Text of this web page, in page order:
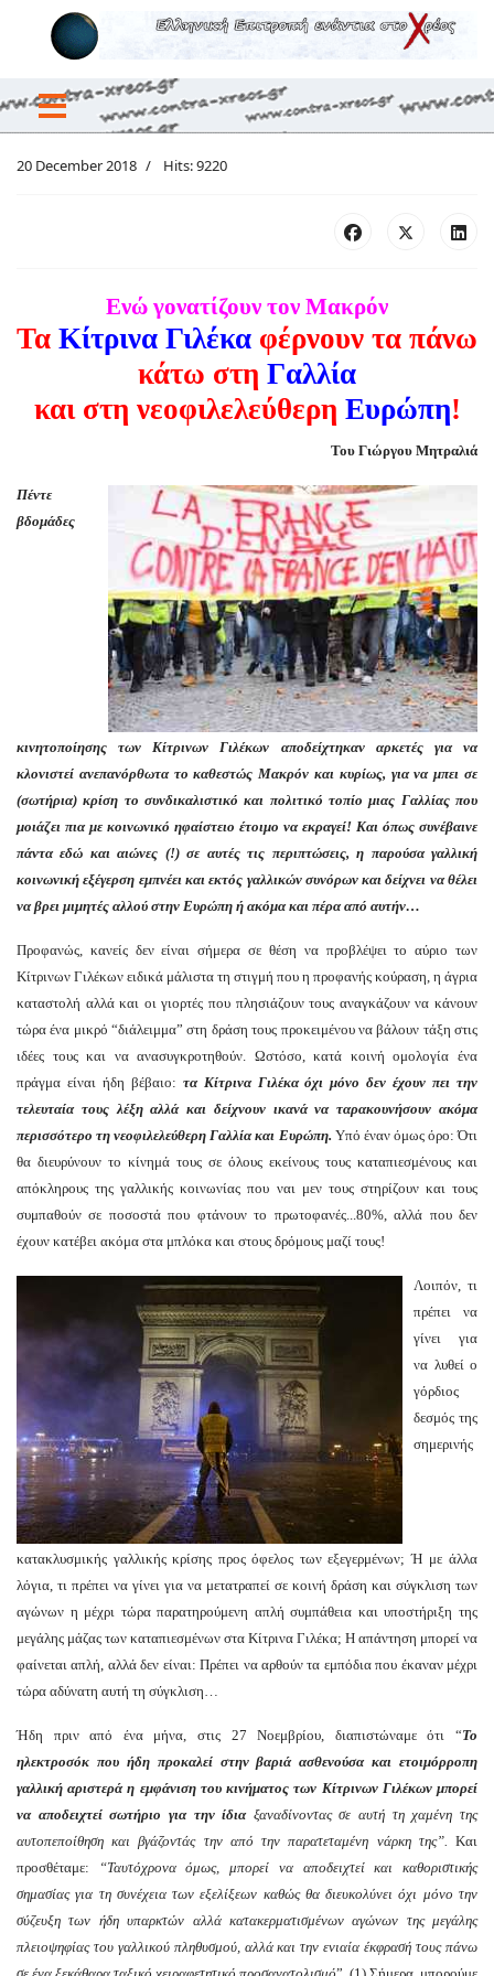
20 December 2018 Hits: 9220
Ενώ γονατίζουν τον Μακρόν
Τα Κίτρινα Γιλέκα φέρνουν τα πάνω
κάτω στη Γαλλία
και στη νεοφιλελεύθερη Ευρώπη!
Του Γιώργου Μητραλιά
Πέντε
βδομάδες
κινητοποίησης των Κίτρινων Γιλέκων αποδείχτηκαν αρκετές για να
κλονιστεί ανεπανόρθωτα το καθεστώς Μακρόν και κυρίως, για να μπει σε
(σωτήρια) κρίση το συνδικαλιστικό και πολιτικό τοπίο μιας Γαλλίας που
μοιάζει πια με κοινωνικό ηφαίστειο έτοιμο να εκραγεί! Και όπως συνέβαινε
πάντα εδώ και αιώνες (!) σε αυτές τις περιπτώσεις, η παρούσα γαλλική
κοινωνική εξέγερση εμπνέει και εκτός γαλλικών συνόρων και δείχνει να θέλει
να βρει μιμητές αλλού στην Ευρώπη ή ακόμα και πέρα από αυτήν…
Προφανώς, κανείς δεν είναι σήμερα σε θέση να προβλέψει το αύριο των
Κίτρινων Γιλέκων ειδικά μάλιστα τη στιγμή που η προφανής κούραση, η άγρια
καταστολή αλλά και οι γιορτές που πλησιάζουν τους αναγκάζουν να κάνουν
τώρα ένα μικρό “διάλειμμα” στη δράση τους προκειμένου να βάλουν τάξη στις
ιδέες τους και να ανασυγκροτηθούν. Ωστόσο, κατά κοινή ομολογία ένα
πράγμα είναι ήδη βέβαιο: τα Κίτρινα Γιλέκαόχι μόνοδεν έχουν πει την
τελευταία τους λέξηαλλά και δείχνουν ικανά να ταρακουνήσουν ακόμα
περισσότερο τη νεοφιλελεύθερη Γαλλία και Ευρώπη. Υπό έναν όμως όρο: Ότι
θα διευρύνουν το κίνημά τους σε όλους εκείνους τους καταπιεσμένους και
απόκληρους της γαλλικής κοινωνίας που ναι μεν τους στηρίζουν και τους
συμπαθούν σε ποσοστά που φτάνουν το πρωτοφανές...80%, αλλά που δεν
έχουν κατέβει ακόμα στα μπλόκα και στους δρόμους μαζί τους!
Λοιπόν, τι
πρέπει να
γίνει για
να λυθεί ο
γόρδιος
δεσμός της
σημερινής
κατακλυσμικής γαλλικής κρίσης προς όφελος των εξεγερμένων; Ή με άλλα
λόγια, τι πρέπει να γίνει για να μετατραπεί σε κοινή δράση και σύγκλιση των
αγώνων η μέχρι τώρα παρατηρούμενη απλή συμπάθεια και υποστήριξη της
μεγάλης μάζας των καταπιεσμένων στα Κίτρινα Γιλέκα; Η απάντηση μπορεί να
φαίνεται απλή, αλλά δεν είναι: Πρέπει να αρθούν τα εμπόδια που έκαναν μέχρι
τώρα αδύνατη αυτή τη σύγκλιση…
Ήδη πριν από ένα μήνα, στις 27 Νοεμβρίου, διαπιστώναμε ότι “Το
ηλεκτροσόκ που ήδη προκαλεί στην βαριά ασθενούσα και ετοιμόρροπη
γαλλική αριστερά η εμφάνιση του κινήματος των Κίτρινων Γιλέκων μπορεί
να αποδειχτεί σωτήριο για την ίδιαξαναδίνοντας σε αυτή τη χαμένη της
αυτοπεποίθηση και βγάζοντάς την από την παρατεταμένη νάρκη της”. Και
προσθέταμε: “Ταυτόχρονα όμως, μπορεί να αποδειχτεί και καθοριστικής
σημασίας για τη συνέχεια των εξελίξεων καθώς θα διευκολύνει όχι μόνο την
σύζευξη των ήδη υπαρκτών αλλά κατακερματισμένων αγώνων της μεγάλης
πλειοψηφίας του γαλλικού πληθυσμού, αλλά και την ενιαία έκφρασή τους πάνω